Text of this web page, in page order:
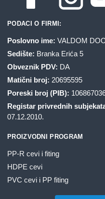
PODACI O FIRMI:
Poslovno ime: VALDOM
Sedište: Branka Erića 5
Obveznik PDV: DA
Matični broj: 20695595
Poreski broj (PIB):
Registar privrednih
07.12.2010.
PROIZVODNI PROGRAM
PP-R cevi i fiting
HDPE cevi
PVC cevi i PP fiting